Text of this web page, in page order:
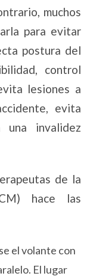
muchos
para evitar
postura del
control
lesiones a
evita
invalidez
de la
hace las
el volante con
El lugar